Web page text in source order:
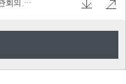
(보도자료) 210421 제20차 부동산시장 점검 관계장관회의.hwp